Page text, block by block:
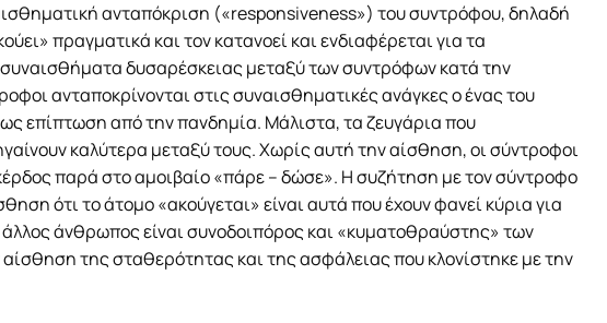
ανταπόκριση («responsiveness») του συντρόφου, δηλαδή
πραγματικά και τον κατανοεί και ενδιαφέρεται για τα
δυσαρέσκειας μεταξύ των συντρόφων κατά την
ανταποκρίνονται στις συναισθηματικές ανάγκες ο ένας του
επίπτωση από την πανδημία. Μάλιστα, τα ζευγάρια που
καλύτερα μεταξύ τους. Χωρίς αυτή την αίσθηση, οι σύντροφοι
παρά στο αμοιβαίο «πάρε – δώσε». Η συζήτηση με τον σύντροφο
ότι το άτομο «ακούγεται» είναι αυτά που έχουν φανεί κύρια για
άνθρωπος είναι συνοδοιπόρος και «κυματοθραύστης» των
της σταθερότητας και της ασφάλειας που κλονίστηκε με την